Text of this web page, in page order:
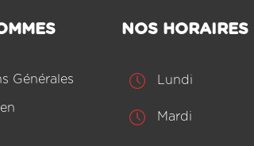
Générales
NOS HORAIRES
Lundi
Mardi